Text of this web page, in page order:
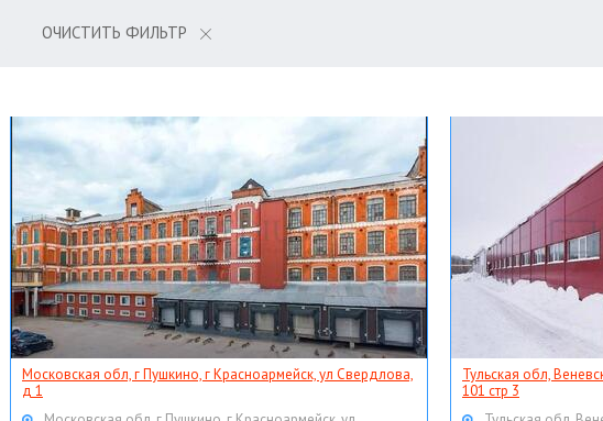
ОЧИСТИТЬ ФИЛЬТР
Московская обл, г Пушкино, г Красноармейск, ул Свердлова,
д 1
Тульская обл,
101 стр 3